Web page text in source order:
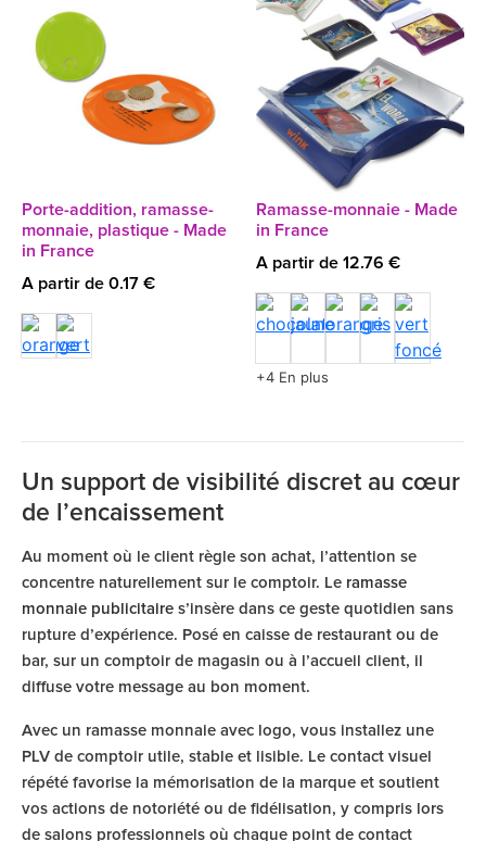
Porte-addition, ramasse-
monnaie, plastique - Made
in France
A partir de 0.17 €
Ramasse-monnaie - Made
in France
A partir de 12.76 €
+4 En plus
Un support de visibilité discret au cœur
de l’encaissement
Au moment où le client règle son achat, l’attention se
concentre naturellement sur le comptoir. Le ramasse
monnaie publicitaire s’insère dans ce geste quotidien sans
rupture d’expérience. Posé en caisse de restaurant ou de
bar, sur un comptoir de magasin ou à l’accueil client, il
diffuse votre message au bon moment.
Avec un ramasse monnaie avec logo, vous installez une
PLV de comptoir utile, stable et lisible. Le contact visuel
répété favorise la mémorisation de la marque et soutient
vos actions de notoriété ou de fidélisation, y compris lors
de salons professionnels où chaque point de contact